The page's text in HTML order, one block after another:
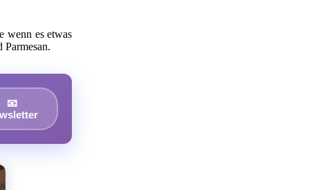
wenn es etwas
📧